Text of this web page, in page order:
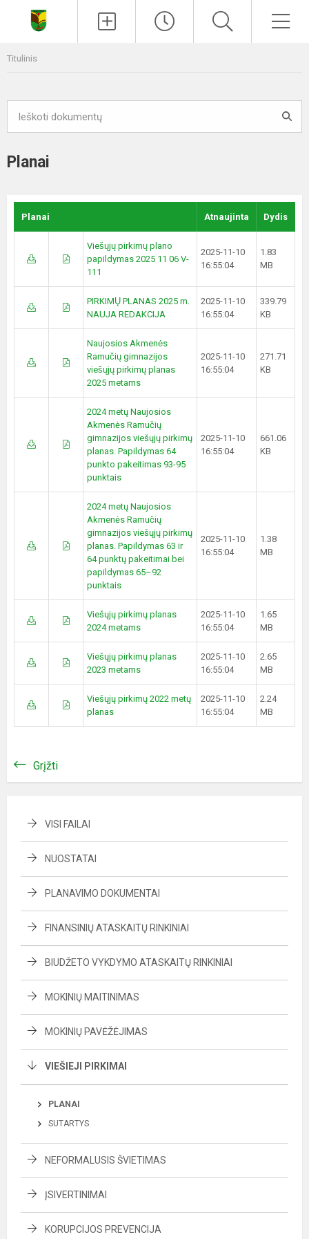
Titulinis
Planai
Planai Atnaujinta Dydis
Viešųjų pirkimų plano
papildymas 2025 11 06 V-
111
2025-11-10
16:55:04
1.83
MB
PIRKIMŲ PLANAS 2025 m.
NAUJA REDAKCIJA
2025-11-10
16:55:04
339.79
KB
Naujosios Akmenės
Ramučių gimnazijos
viešųjų pirkimų planas
2025 metams
2025-11-10
16:55:04
271.71
KB
2024 metų Naujosios
Akmenės Ramučių
gimnazijos viešųjų pirkimų
planas. Papildymas 64
punkto pakeitimas 93-95
punktais
2025-11-10
16:55:04
661.06
KB
2024 metų Naujosios
Akmenės Ramučių
gimnazijos viešųjų pirkimų
planas. Papildymas 63 ir
64 punktų pakeitimai bei
papildymas 65–92
punktais
2025-11-10
16:55:04
1.38
MB
Viešųjų pirkimų planas
2024 metams
2025-11-10
16:55:04
1.65
MB
Viešųjų pirkimų planas
2023 metams
2025-11-10
16:55:04
2.65
MB
Viešųjų pirkimų 2022 metų
planas
2025-11-10
16:55:04
2.24
MB
Grįžti
VISI FAILAI
NUOSTATAI
PLANAVIMO DOKUMENTAI
FINANSINIŲ ATASKAITŲ RINKINIAI
BIUDŽETO VYKDYMO ATASKAITŲ RINKINIAI
MOKINIŲ MAITINIMAS
MOKINIŲ PAVĖŽĖJIMAS
VIEŠIEJI PIRKIMAI
PLANAI
SUTARTYS
NEFORMALUSIS ŠVIETIMAS
ĮSIVERTINIMAI
KORUPCIJOS PREVENCIJA